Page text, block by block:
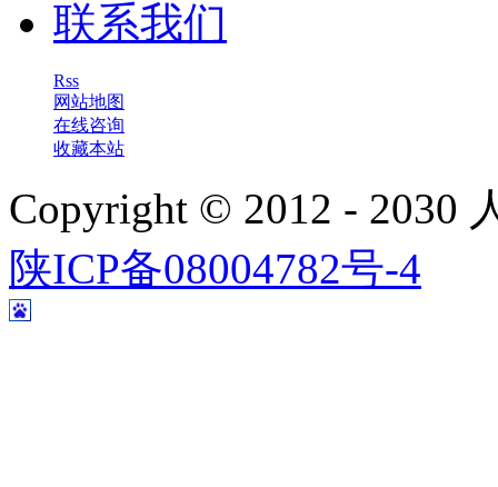
联系我们
Rss
网站地图
在线咨询
收藏本站
Copyright © 2012 - 2030
陕ICP备08004782号-4